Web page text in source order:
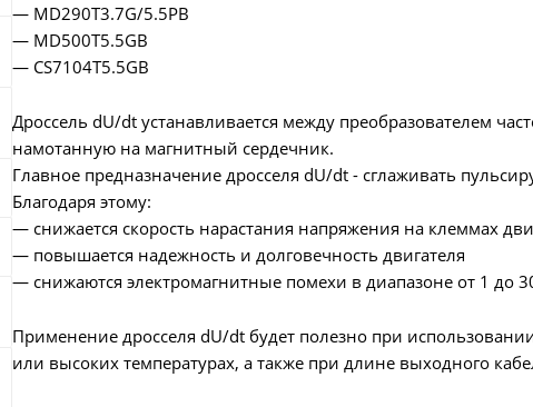
— MD290T3.7G/5.5PB
— MD500T5.5GB
— CS7104T5.5GB
Дроссель dU/dt устанавливается между преобразователем
намотанную на магнитный сердечник.
Главное предназначение дросселя dU/dt - сглаживать
Благодаря этому:
— снижается скорость нарастания напряжения на клеммах
— повышается надежность и долговечность двигателя
— снижаются электромагнитные помехи в диапазоне от 1 до
Применение дросселя dU/dt будет полезно при
или высоких температурах, а также при длине выходного